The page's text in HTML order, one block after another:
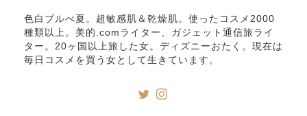
色白ブルべ夏。超敏感肌＆乾燥肌。使ったコスメ2000
種類以上。美的.comライター、ガジェット通信旅ライ
ター。20ヶ国以上旅した女。ディズニーおたく。現在は
毎日コスメを買う女として生きています。